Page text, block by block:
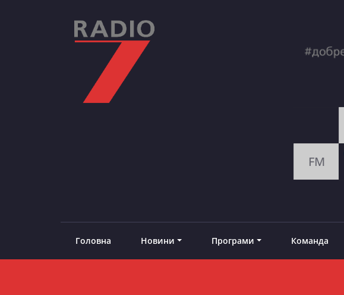
FM
Головна Новини Програми Команда